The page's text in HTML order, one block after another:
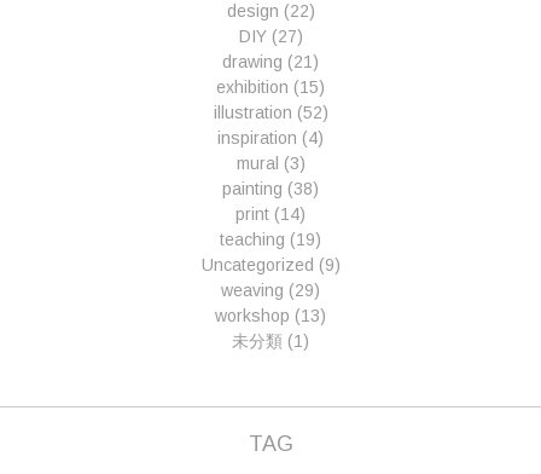
design (22)
DIY(27)
drawing (21)
exhibition (15)
illustration (52)
inspiration (4)
mural (3)
painting (38)
print (14)
teaching (19)
Uncategorized (9)
weaving (29)
workshop (13)
未分類 (1)
TAG